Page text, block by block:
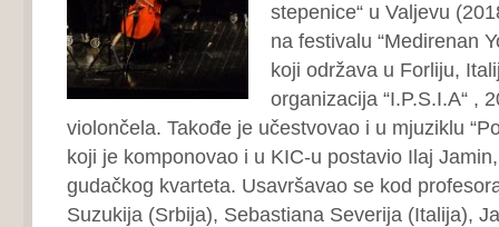
stepenice“ u Valjevu
na festivalu “Medirenan
koji održava u Forliju,
organizacija “I.P.S.I.A“ ,
violončela. Takođe je učestvovao i u mjuziklu
koji je komponovao i u KIC-u postavio Ilaj
gudačkog kvarteta. Usavršavao se kod
Suzukija (Srbija), Sebastiana Severija (Italija),